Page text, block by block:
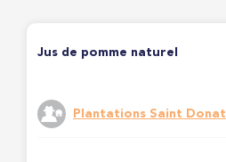
Jus de pomme naturel
Plantations Saint Donat